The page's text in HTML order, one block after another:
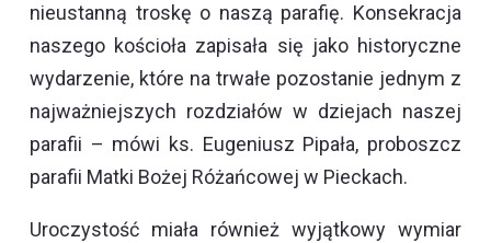
nieustanną troskę o naszą parafię. Konsekracja
naszego kościoła zapisała się jako historyczne
wydarzenie, które na trwałe pozostanie jednym z
najważniejszych rozdziałów w dziejach naszej
parafii – mówi ks. Eugeniusz Pipała, proboszcz
parafii Matki Bożej Różańcowej w Pieckach.
Uroczystość miała również wyjątkowy wymiar